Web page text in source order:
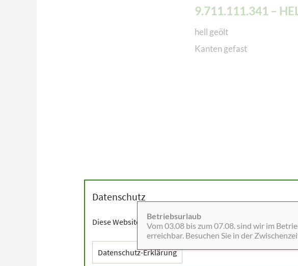
9.711.111.341 –
hell geölt
Kanten gefast
Betriebsurlaub
Vom 03.08 bis zum 07.08. sind wir im
erreichbar. Besuchen Sie in der
Datenschutz
Diese Website setzt Cookies sowie externe Dienste wie
Datenschutz-Erklärung